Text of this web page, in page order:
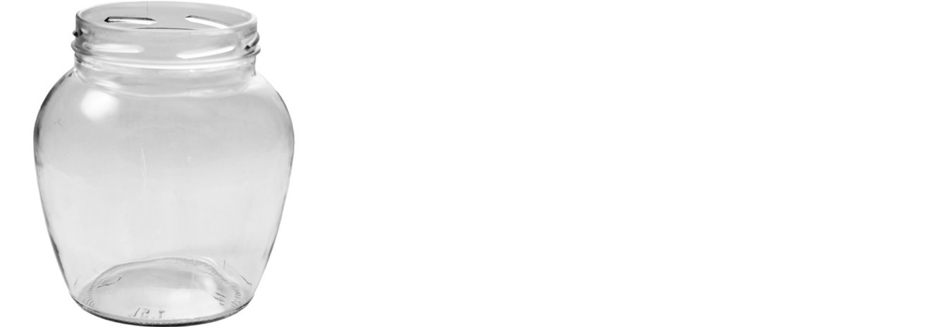
Выберите город
Обратный звонокЗаказать обратный звонок
Семена
Грунты
Газонные травы, сидераты
Горшки, рассадники, аксессуары
Посадочный материал
Садовый инструмент, инвентарь
Консервирование
Средства защиты, удобрения, добавки, химия
Обустройство сада, декор